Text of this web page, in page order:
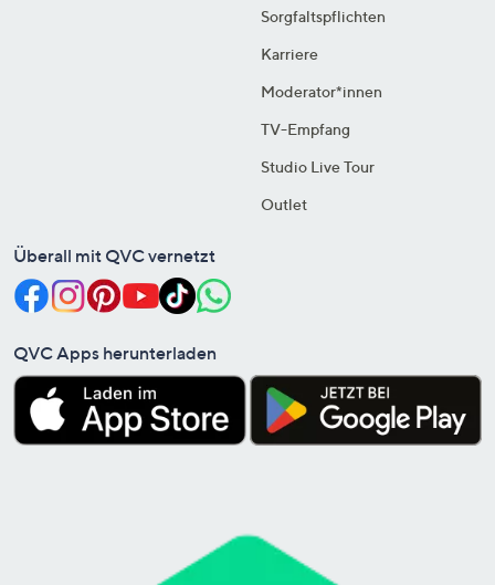
Sorgfaltspflichten
Karriere
Moderator*innen
TV-Empfang
Studio Live Tour
Outlet
Überall mit QVC vernetzt
QVC Apps herunterladen